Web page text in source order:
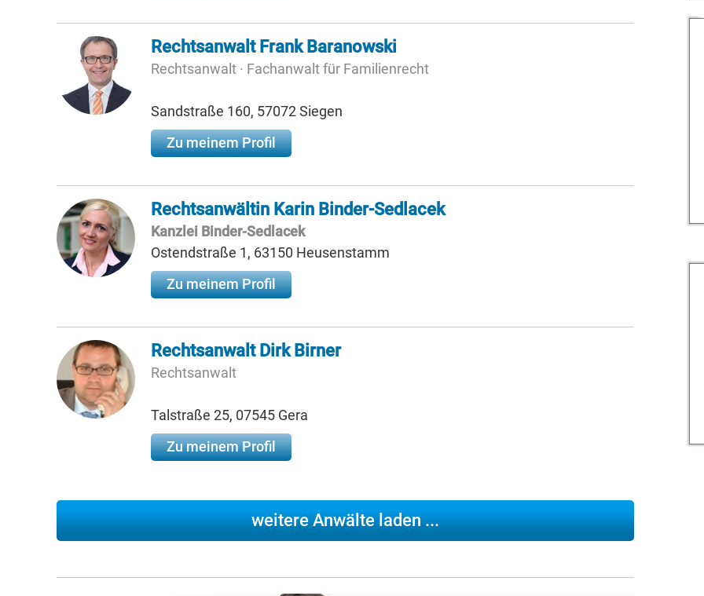
Rechtsanwalt Frank Baranowski
Rechtsanwalt · Fachanwalt für Familienrecht
Sandstraße 160, 57072 Siegen
Zu meinem Profil
Rechtsanwältin Karin Binder-Sedlacek
Kanzlei Binder-Sedlacek
Ostendstraße 1, 63150 Heusenstamm
Zu meinem Profil
Rechtsanwalt Dirk Birner
Rechtsanwalt
Talstraße 25, 07545 Gera
Zu meinem Profil
weitere Anwälte laden ...